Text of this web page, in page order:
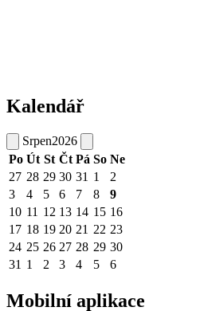
Kalendář
Srpen2026
Po Út St Čt Pá So Ne
27 28 29 30 31 1
2
3
4 5 6 7 8
9
10 11 12 13 14 15 16
17 18 19 20 21 22 23
24 25 26 27 28 29 30
31 1 2 3 4 5 6
Mobilní aplikace